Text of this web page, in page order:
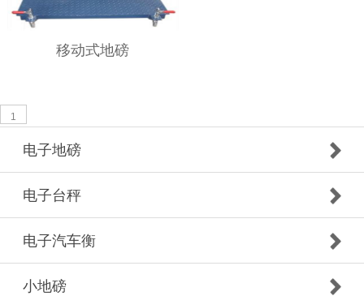
移动式地磅
1
电子地磅
电子台秤
电子汽车衡
小地磅